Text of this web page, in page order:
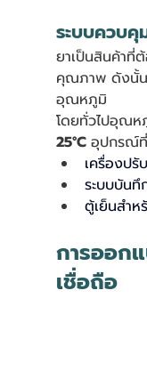
ระบบควบคุ
ยาเป็นสินค้าที่
คุณภาพ ดังนั้น
อุณหภูมิ
โดยทั่วไปอุณห
25°C อุปกรณ์
เครื่องปรั
ระบบบัน
ตู้เย็นสำห
การออก
เชื่อถือ